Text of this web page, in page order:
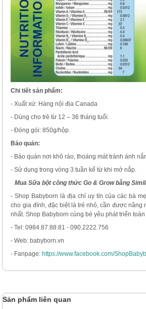
Chi tiết sản phẩm:
- Xuất xứ: Hàng nội địa Canada
- Dùng cho trẻ từ 12 – 36 tháng tuổi.
- Đóng gói: 850g/hộp.
Bảo quản:
- Bảo quản nơi khô ráo, thoáng mát tránh ánh
- Sử dụng trong vòng 3 tuần kể từ khi mở nắp.
Mua Sữa bột công thức Go & Grow bằng
- Shop Babyborn là địa chỉ uy tín của các bà
cho gia đình, đặc biệt là trẻ nhỏ, cần được nâng
nhất. Shop Babyborn cùng bé yêu phát triển
- Tel: 0984.87.88.81 - 090.2222.756
- Web: babyborn.vn
- Fanpage: https://www.facebook.com/
Sản phẩm liên quan